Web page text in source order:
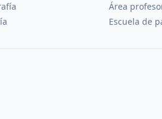
Área
Escuela de